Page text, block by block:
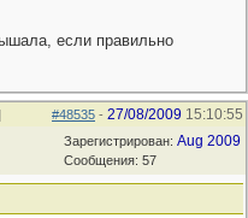
если правильно
#48535 - 27/08/2009 15:10:55
Зарегистрирован: Aug 2009
Сообщения: 57